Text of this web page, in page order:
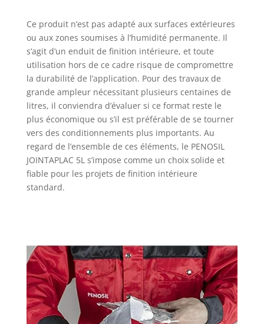
Ce produit n’est pas adapté aux surfaces extérieures
ou aux zones soumises à l’humidité permanente. Il
s’agit d’un enduit de finition intérieure, et toute
utilisation hors de ce cadre risque de compromettre
la durabilité de l’application. Pour des travaux de
grande ampleur nécessitant plusieurs centaines de
litres, il conviendra d’évaluer si ce format reste le
plus économique ou s’il est préférable de se tourner
vers des conditionnements plus importants. Au
regard de l’ensemble de ces éléments, le PENOSIL
JOINTAPLAC 5L s’impose comme un choix solide et
fiable pour les projets de finition intérieure
standard.